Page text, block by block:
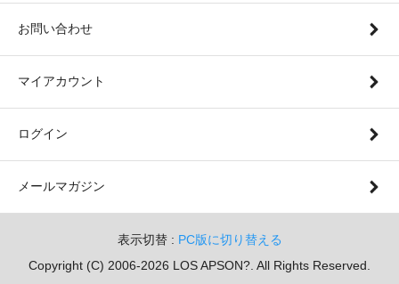
お問い合わせ
マイアカウント
ログイン
メールマガジン
表示切替 : PC版に切り替える
Copyright (C) 2006-2026 LOS APSON?. All Rights Reserved.